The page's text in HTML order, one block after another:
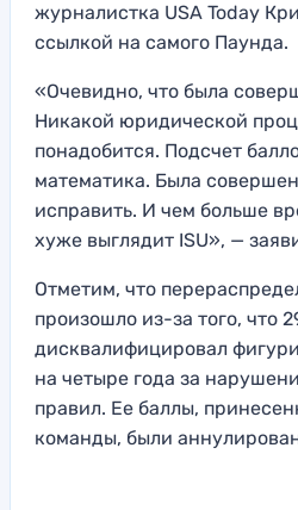
журналистка USA Today
ссылкой на самого Паунда.
«Очевидно, что была
Никакой юридической
понадобится. Подсчет
математика. Была
исправить. И чем больше
хуже выглядит ISU», —
Отметим, что
произошло из-за того, что
дисквалифицировал
на четыре года за
правил. Ее баллы,
команды, были